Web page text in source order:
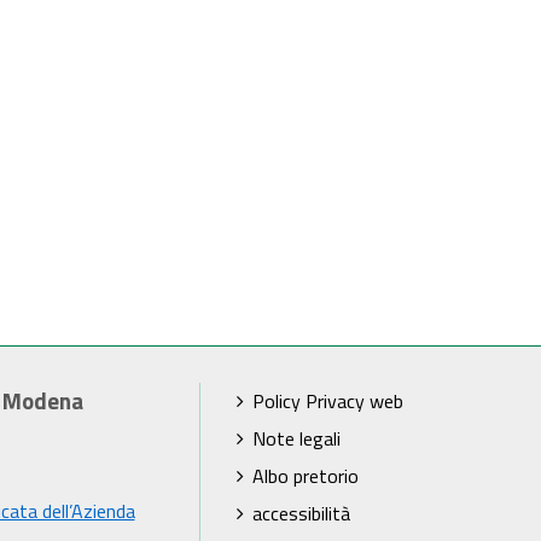
dell’Azienda
Policy Privacy web
Note legali
Albo pretorio
accessibilità